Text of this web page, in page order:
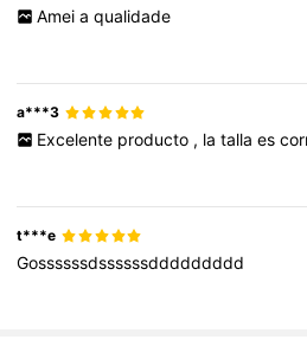
Amei a qualidade
a***3
Excelente producto , la talla es
t***e
Gossssssdssssssddddddddd